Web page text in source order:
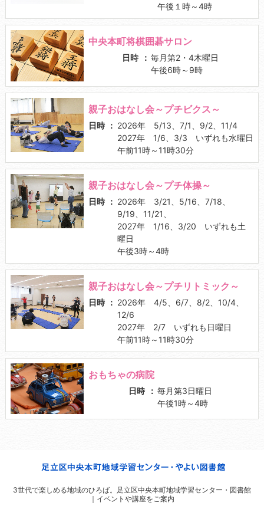
午後１時～4時
中央本町将棋囲碁サロン
日時
毎月第2・4木曜日
午後6時～9時
親子おはなし会～プチビクス～
日時
2026年 5/13、7/1、9/2、11/4
2027年 1/6、3/3 いずれも水曜日
午前11時～11時30分
親子おはなし会～プチ体操～
日時
2026年 3/21、5/16、7/18、
9/19、11/21、
2027年 1/16、3/20 いずれも土
曜日
午後3時～4時
親子おはなし会～プチリトミック～
日時
2026年 4/5、6/7、8/2、10/4、
12/6
2027年 2/7 いずれも日曜日
午前11時～11時30分
おもちゃの病院
日時
毎月第3日曜日
午後1時～4時
3世代で楽しめる地域のひろば。 足立区中央本町地域学習センター・図書館
｜イベントや講座をご案内